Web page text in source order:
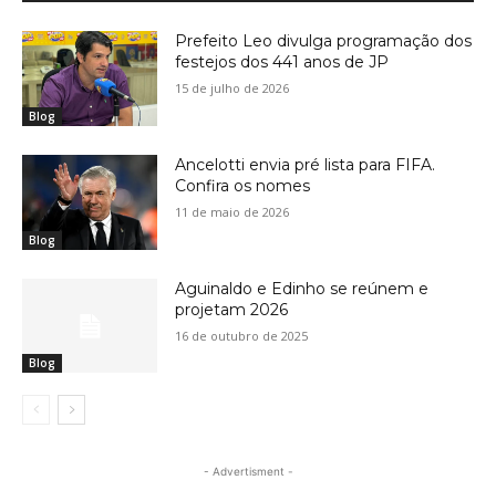
Blog
Prefeito Leo divulga programação dos
festejos dos 441 anos de JP
15 de julho de 2026
Blog
Ancelotti envia pré lista para FIFA.
Confira os nomes
11 de maio de 2026
Blog
Aguinaldo e Edinho se reúnem e
projetam 2026
16 de outubro de 2025
- Advertisment -